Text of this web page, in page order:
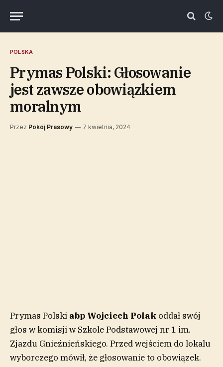
POLSKA
Prymas Polski: Głosowanie
jest zawsze obowiązkiem
moralnym
Przez Pokój Prasowy 7 kwietnia, 2024
Prymas Polski abp Wojciech Polak oddał swój
głos w komisji w Szkole Podstawowej nr 1 im.
Zjazdu Gnieźnieńskiego. Przed wejściem do lokalu
wyborczego mówił, że głosowanie to obowiązek.